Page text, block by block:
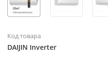
Код товара
DAIJIN Inverter